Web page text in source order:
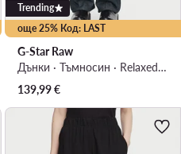
още 25% Код: LAST
Trending
G-Star Raw
Дънки · Тъмносин · Relaxed Fit
139,99€